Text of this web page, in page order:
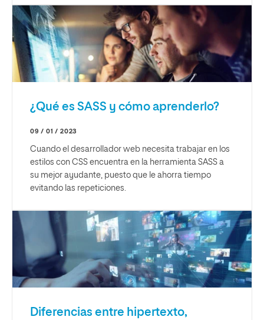
¿Qué es SASS y cómo aprenderlo?
09 / 01 / 2023
Cuando el desarrollador web necesita trabajar en los
estilos con CSS encuentra en la herramienta SASS a
su mejor ayudante, puesto que le ahorra tiempo
evitando las repeticiones.
Diferencias entre hipertexto,